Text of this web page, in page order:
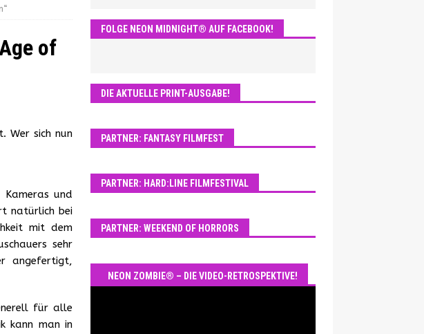
of
Wer sich nun
und
natürlich bei
mit dem
sehr
angefertigt,
für alle
kann man in
FOLGE NEON MIDNIGHT® AUF FACEBOOK!
DIE AKTUELLE PRINT-AUSGABE!
PARTNER: FANTASY FILMFEST
PARTNER: HARD:LINE FILMFESTIVAL
PARTNER: WEEKEND OF HORRORS
NEON ZOMBIE® – DIE VIDEO-RETROSPEKTIVE!